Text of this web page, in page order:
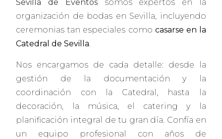
Sevilla de Eventossomos expertos en la
organización de bodas en Sevilla, incluyendo
ceremonias tan especiales como casarse en la
Catedral de Sevilla.
Nos encargamos de cada detalle: desde la
gestión de la documentación y la
coordinación con la Catedral, hasta la
decoración, la música, el catering y la
planificación integral de tu gran día. Confía en
un equipo profesional con años de